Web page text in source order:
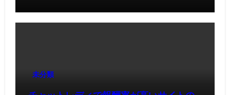
未分類